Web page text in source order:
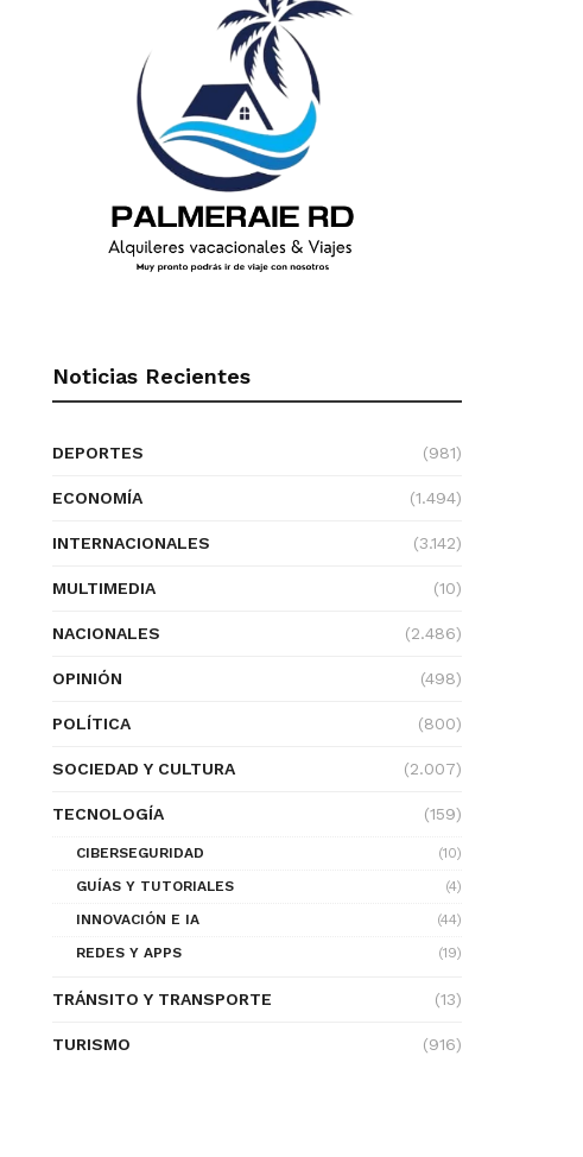
Noticias Recientes
DEPORTES (981)
ECONOMÍA (1.494)
INTERNACIONALES (3.142)
MULTIMEDIA (10)
NACIONALES (2.486)
OPINIÓN (498)
POLÍTICA (800)
SOCIEDAD Y CULTURA (2.007)
TECNOLOGÍA (159)
CIBERSEGURIDAD
(10)
GUÍAS Y TUTORIALES
(4)
INNOVACIÓN E IA
(44)
REDES Y APPS
(19)
TRÁNSITO Y TRANSPORTE (13)
TURISMO (916)